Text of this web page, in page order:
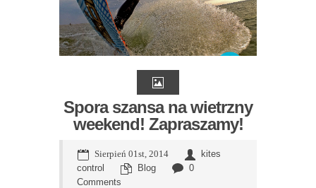
Spora szansa na wietrzny
weekend! Zapraszamy!
Sierpień 01st, 2014
kites
control
Blog
0
Comments